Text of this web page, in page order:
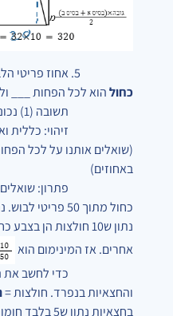
כחולהוא לכל הפחות ___
תשובה (1) נכונה
זיהוי: כללית
(שואלים אותנו על לכל
באחוזים)
פתרון: שואלים
כחול מתוך 50
נתון ש10 חולצות הן
אחרים. אז המינימום הוא
כדי לחשב את
והחצאיות בנפרד. חולצות =
בחצאיות נתון ש5 בלבד חומות =